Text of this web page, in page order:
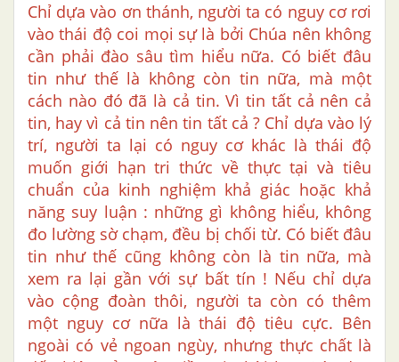
Chỉ dựa vào ơn thánh, người ta có nguy cơ rơi
vào thái độ coi mọi sự là bởi Chúa nên không
cần phải đào sâu tìm hiểu nữa. Có biết đâu
tin như thế là không còn tin nữa, mà một
cách nào đó đã là cả tin. Vì tin tất cả nên cả
tin, hay vì cả tin nên tin tất cả ? Chỉ dựa vào lý
trí, người ta lại có nguy cơ khác là thái độ
muốn giới hạn tri thức về thực tại và tiêu
chuẩn của kinh nghiệm khả giác hoặc khả
năng suy luận : những gì không hiểu, không
đo lường sờ chạm, đều bị chối từ. Có biết đâu
tin như thế cũng không còn là tin nữa, mà
xem ra lại gần với sự bất tín ! Nếu chỉ dựa
vào cộng đoàn thôi, người ta còn có thêm
một nguy cơ nữa là thái độ tiêu cực. Bên
ngoài có vẻ ngoan ngùy, nhưng thực chất là